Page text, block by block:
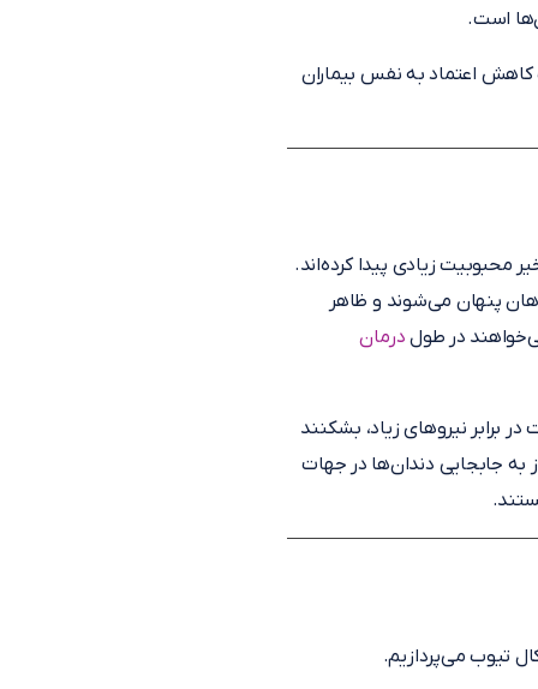
است.
اعتماد به نفس بیماران
محبوبیت زیادی پیدا کرده‌اند.
پنهان می‌شوند و ظاهر
در طول درمان
برابر نیروهای زیاد، بشکنند
به جابجایی دندان‌ها در جهات
تیوب می‌پردازیم.